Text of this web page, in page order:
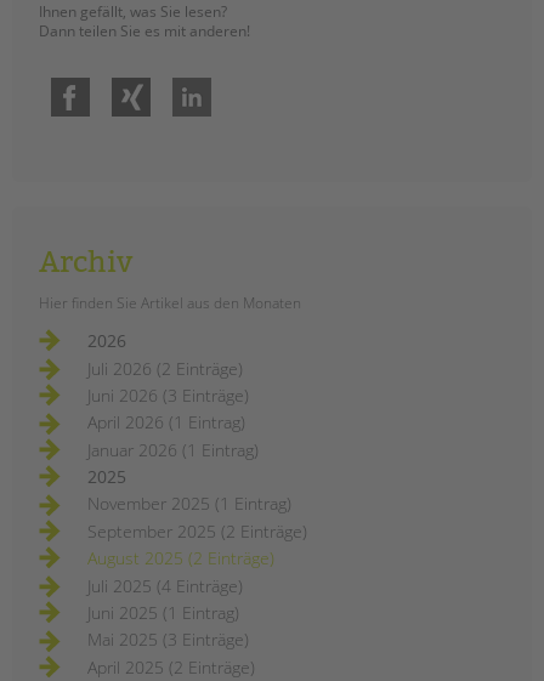
Ihnen gefällt, was Sie lesen?
Dann teilen Sie es mit anderen!
Facebook
Archiv
Hier finden Sie Artikel aus den Monaten
2026
Juli 2026 (2 Einträge)
Juni 2026 (3 Einträge)
April 2026 (1 Eintrag)
Januar 2026 (1 Eintrag)
2025
November 2025 (1 Eintrag)
September 2025 (2 Einträge)
August 2025 (2 Einträge)
Juli 2025 (4 Einträge)
Juni 2025 (1 Eintrag)
Mai 2025 (3 Einträge)
April 2025 (2 Einträge)